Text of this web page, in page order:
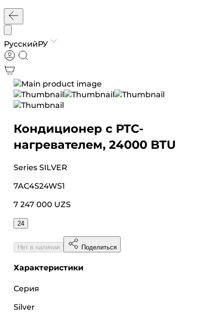
РусскийРУ
Кондиционер с РТС-
нагревателем, 24000 BTU
Series SILVER
7AC4S24WS1
7 247 000 UZS
24
Нет в наличии Поделиться
Характеристики
Серия
Silver